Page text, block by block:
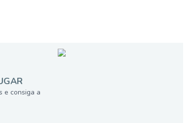
e consiga a